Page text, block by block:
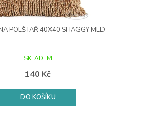
POLŠTÁŘ 40X40 SHAGGY MED
SKLADEM
140 Kč
DO KOŠÍKU